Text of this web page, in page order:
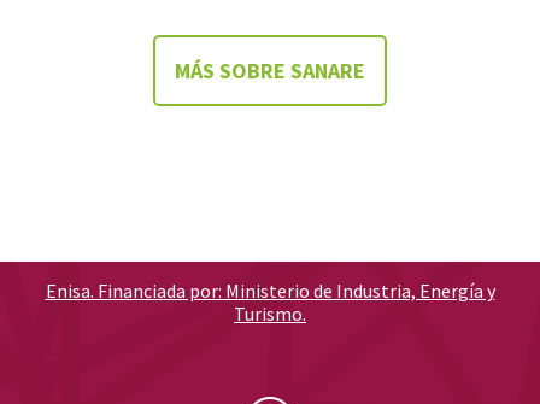
MÁS SOBRE SANARE
Enisa. Financiada por: Ministerio de Industria, Energía y
Turismo.